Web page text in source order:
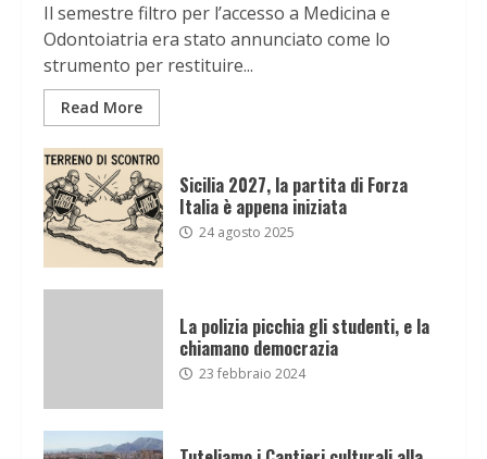
Il semestre filtro per l’accesso a Medicina e
Odontoiatria era stato annunciato come lo
strumento per restituire...
Read More
Sicilia 2027, la partita di Forza
Italia è appena iniziata
24 agosto 2025
La polizia picchia gli studenti, e la
chiamano democrazia
23 febbraio 2024